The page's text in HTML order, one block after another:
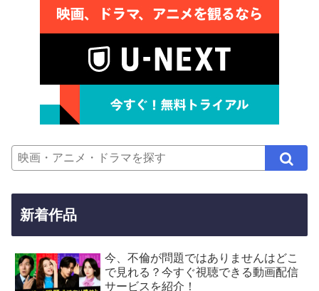
新着作品
今、不倫が問題ではありませんはどこ
で見れる？今すぐ視聴できる動画配信
サービスを紹介！